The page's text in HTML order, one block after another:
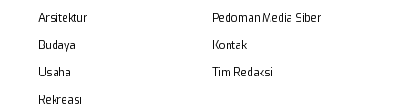
Arsitektur
Budaya
Usaha
Rekreasi
Pedoman Media Siber
Kontak
Tim Redaksi